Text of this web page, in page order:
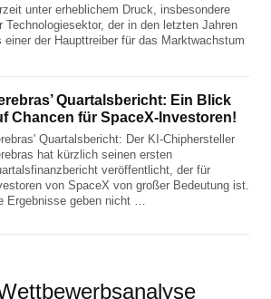
unter erheblichem Druck, insbesondere
Technologiesektor, der in den letzten Jahren
einer der Haupttreiber für das Marktwachstum
Quartalsbericht: Ein Blick
Chancen für SpaceX-Investoren!
Quartalsbericht: Der KI-Chiphersteller
hat kürzlich seinen ersten
veröffentlicht, der für
von SpaceX von großer Bedeutung ist.
Ergebnisse geben nicht …